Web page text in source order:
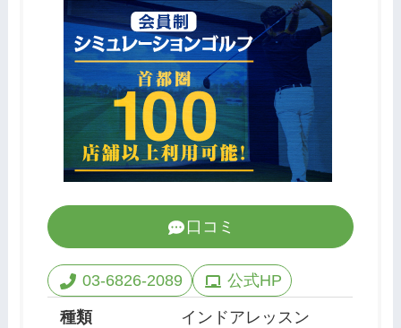
口コミ
03-6826-2089 公式HP
種類 インドアレッスン